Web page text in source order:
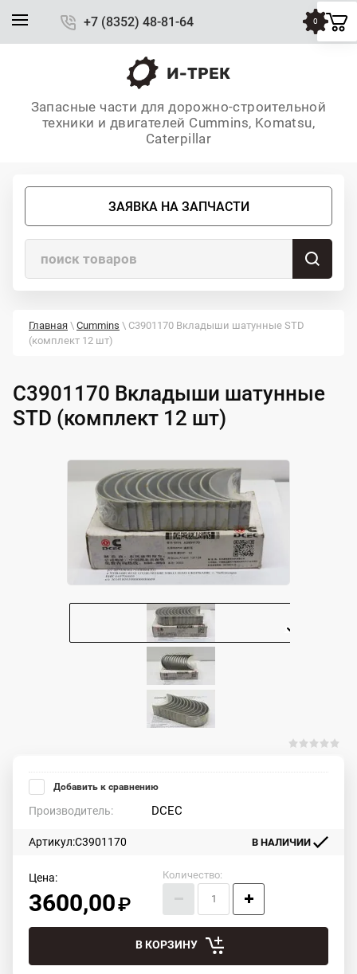
+7 (8352) 48-81-64 0
И-ТРЕК
Запасные части для дорожно-строительной
техники и двигателей Cummins, Komatsu,
Caterpillar
ЗАЯВКА НА ЗАПЧАСТИ
Главная \ Cummins \ C3901170 Вкладыши шатунные STD
(комплект 12 шт)
C3901170 Вкладыши шатунные
STD (комплект 12 шт)
Добавить к сравнению
Производитель: DCEC
Артикул:C3901170 В НАЛИЧИИ
Цена:
3600,00
Количество:
В КОРЗИНУ